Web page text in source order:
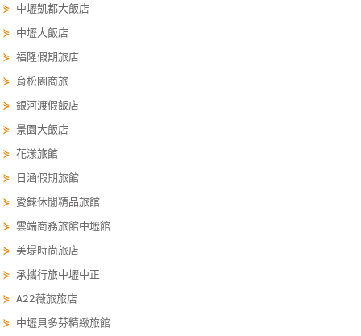
上
客
服
紅
利
詢
訂
Q&A
旅
⋟ 中壢凱都大飯店
⋟ 中壢大飯店
⋟福隆假期旅店
⋟育松園商旅
⋟銀河渡假飯店
⋟景園大飯店
⋟花漾旅館
⋟
日涵假期旅館
⋟ 愛錸休閒精品旅館
⋟雲端商務旅館中壢館
⋟美堤時尚旅店
⋟承攜行旅中壢中正
⋟A22薇旅旅店
⋟ 中壢貝多芬精緻旅館